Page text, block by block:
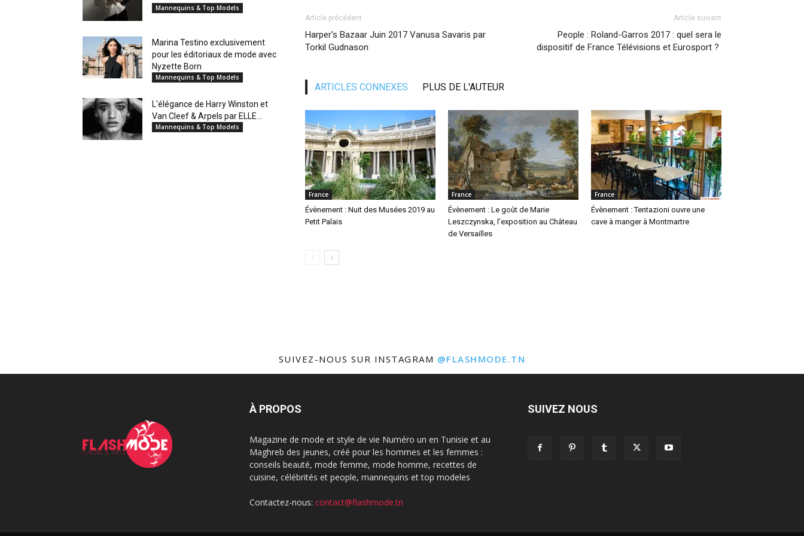
Article précédent
Harper's Bazaar Juin 2017 Vanusa Savaris par
Torkil Gudnason
Article suivant
People : Roland-Garros 2017 : quel sera le
dispositif de France Télévisions et Eurosport ?
ARTICLES CONNEXES PLUS DE L'AUTEUR
France
Évènement : Nuit des Musées 2019 au
Petit Palais
France
Évènement : Le goût de Marie
Leszczynska, l’exposition au Château
de Versailles
France
Évènement : Tentazioni ouvre une
cave à manger à Montmartre
Mannequins & Top Models
Marina Testino exclusivement
pour les éditoriaux de mode avec
Nyzette Born
Mannequins & Top Models
L'élégance de Harry Winston et
Van Cleef & Arpels par ELLE...
Mannequins & Top Models
SUIVEZ-NOUS SUR INSTAGRAM @FLASHMODE.TN
À PROPOS
Magazine de mode et style de vie Numéro un en Tunisie et au
Maghreb des jeunes, créé pour les hommes et les femmes :
conseils beauté, mode femme, mode homme, recettes de
cuisine, célébrités et people, mannequins et top modeles
Contactez-nous: contact@flashmode.tn
SUIVEZ NOUS